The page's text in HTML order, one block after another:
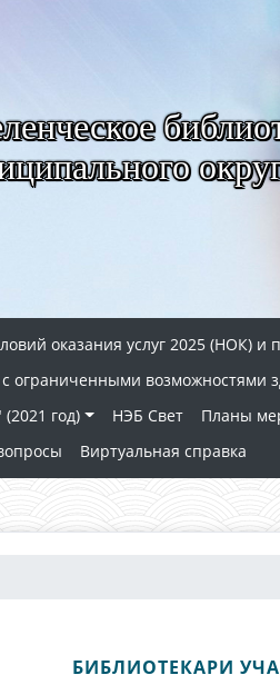
оказания услуг 2025 (НОК) и
ограниченными возможностями
год) НЭБ Свет Планы
Виртуальная справка
БИБЛИОТЕКАРИ